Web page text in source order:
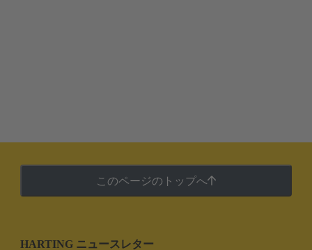
このページのトップへ
HARTING ニュースレター